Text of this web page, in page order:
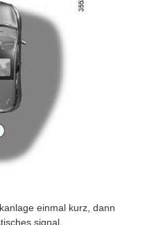
einmal kurz, dann
signal.